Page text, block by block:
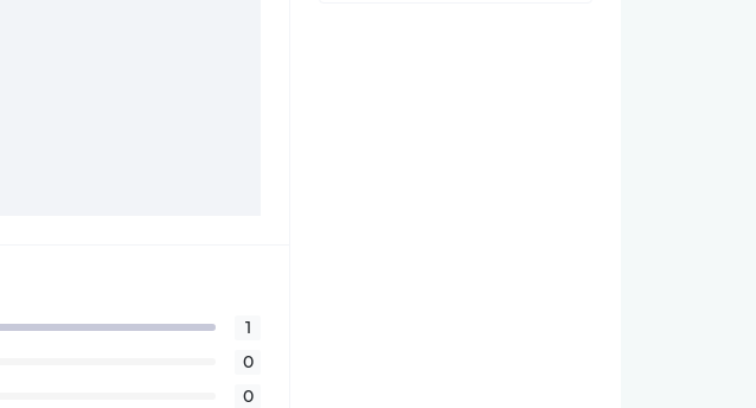
1
0
0